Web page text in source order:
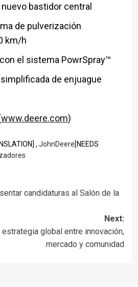
bastidor central
de pulverización
km/h
el sistema PowrSpray™
de enjuague
www.deere.com)
, JohnDeere[NEEDS
candidaturas al Salón de la
Next:
global entre innovación,
mercado y comunidad